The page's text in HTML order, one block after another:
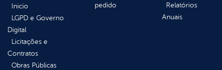
Inicio
LGPD e Governo
Digital
Licitações e
Contratos
Obras Públicas
pedido
Relatórios
Anuais